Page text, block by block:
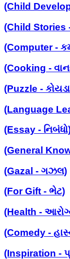
(Child
(Child Stories -
(Computer -
(Cooking -
(Puzzle -
(Language
(Essay -
(General
(Gazal - ગઝલ)
(For Gift - ભેટ)
(Health -
(Comedy -
(Inspiration -